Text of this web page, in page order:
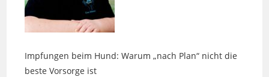
Impfungen beim Hund: Warum „nach Plan“ nicht die